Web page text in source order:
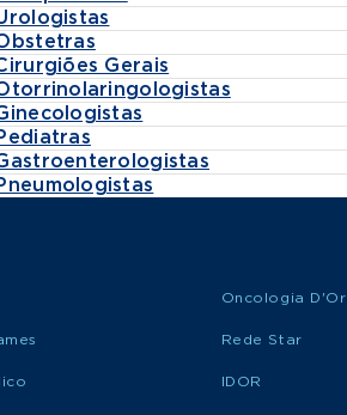
Gerais
Oncologia D'Or
Rede Star
IDOR